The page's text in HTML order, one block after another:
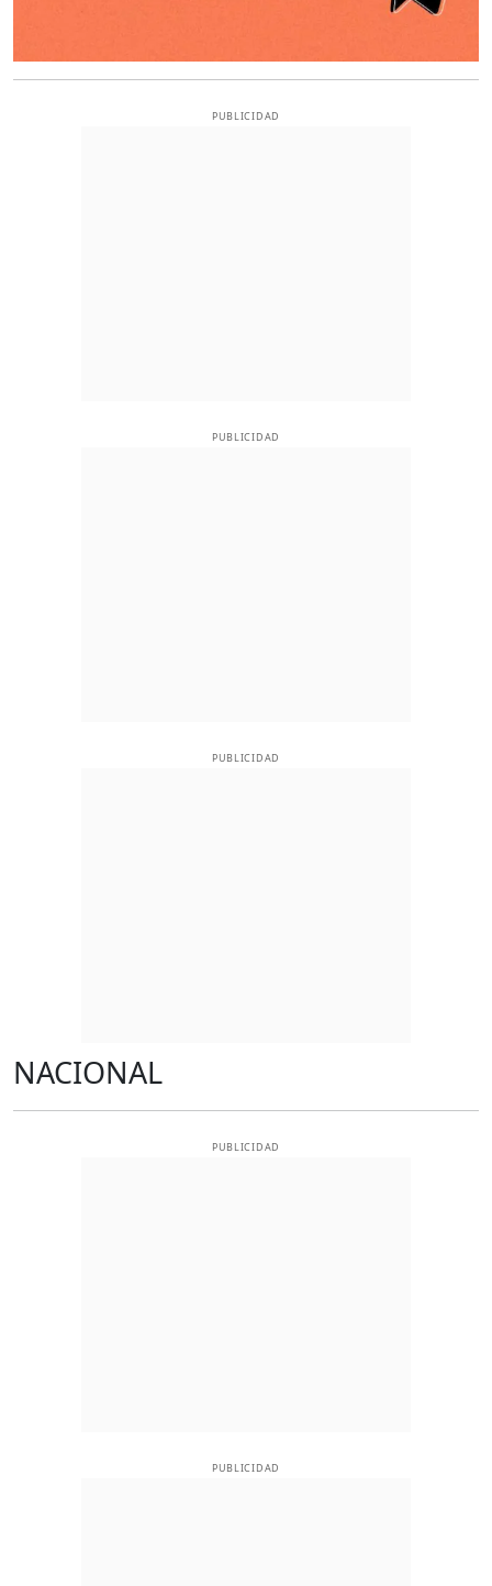
PUBLICIDAD
PUBLICIDAD
PUBLICIDAD
NACIONAL
PUBLICIDAD
PUBLICIDAD